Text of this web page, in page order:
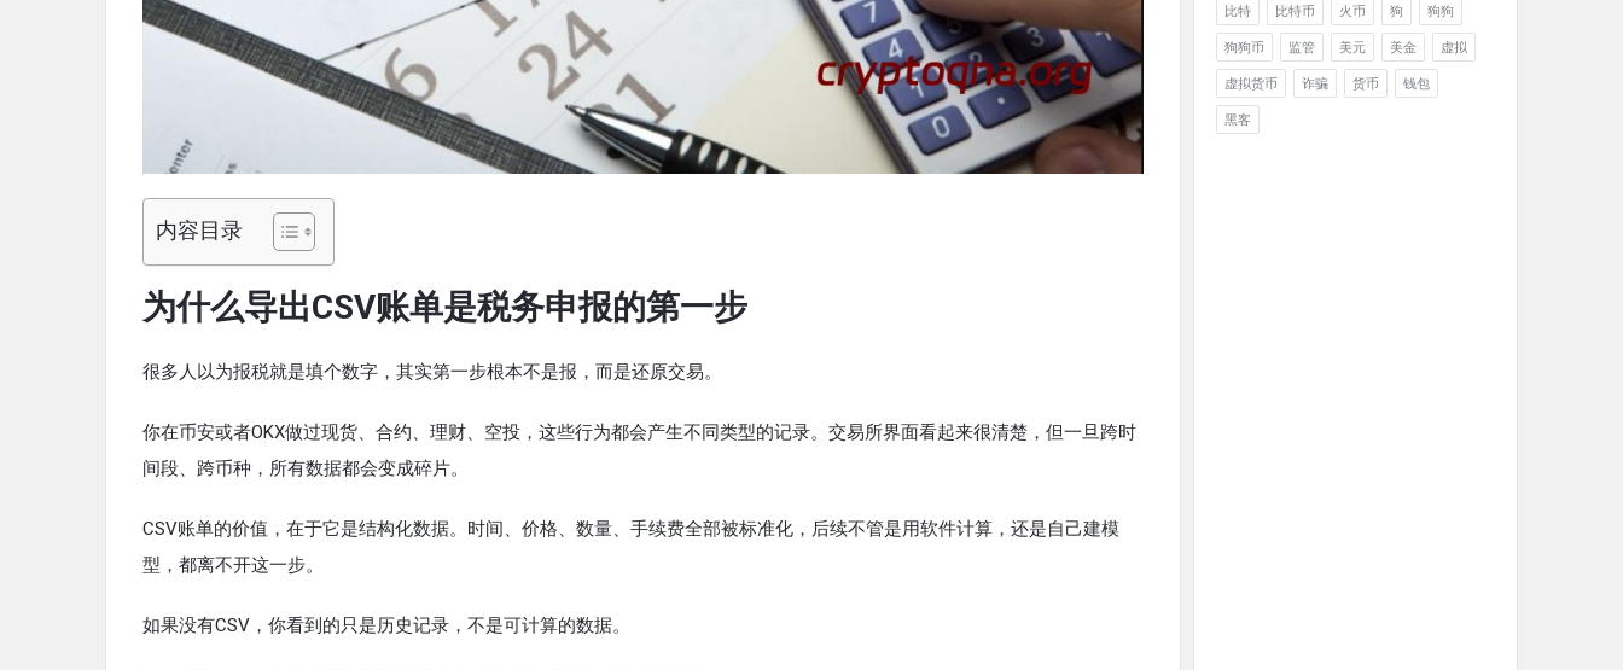
内容目录
为什么导出CSV账单是税务申报的第一步
很多人以为报税就是填个数字，其实第一步根本不是报，而是还原交易。
你在币安或者OKX做过现货、合约、理财、空投，这些行为都会产生不同类型的记录。交易所界面看起来很清楚，但一旦跨时
间段、跨币种，所有数据都会变成碎片。
CSV账单的价值，在于它是结构化数据。时间、价格、数量、手续费全部被标准化，后续不管是用软件计算，还是自己建模
型，都离不开这一步。
如果没有CSV，你看到的只是历史记录，不是可计算的数据。
比特
比特币 火币 狗
狗狗
狗狗币
监管 美元 美金
虚拟
虚拟货币
诈骗 货币
钱包
黑客